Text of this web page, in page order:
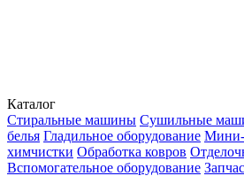
Каталог
Стиральные машины Сушильные
белья Гладильное оборудование Мини-
химчистки Обработка ковров
Вспомогательное оборудование